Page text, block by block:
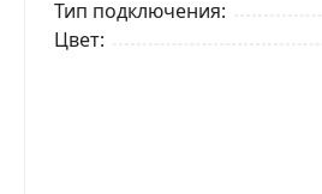
Тип подключения
Цвет